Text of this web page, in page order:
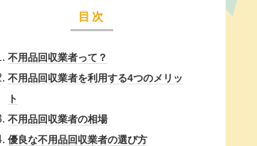
目次
不用品回収業者って？
不用品回収業者を利用する4つのメリッ
ト
不用品回収業者の相場
優良な不用品回収業者の選び方